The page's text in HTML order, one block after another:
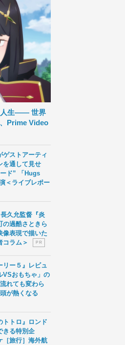
人生―― 世界
Prime Video
ゲストアーティ
を通して見せ
ド” 「Hugs
＜ライブレポー
久允監督『炎
過酷さときら
像表現で描いた
コラム＞
P R
リー５』レビュ
おもちゃ」の
れても変わら
が熱くなる
トトロ』ロンド
きる特別企
旅行］海外航